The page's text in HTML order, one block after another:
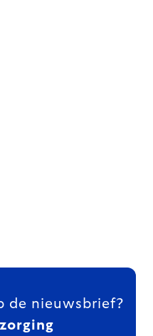
de nieuwsbrief?